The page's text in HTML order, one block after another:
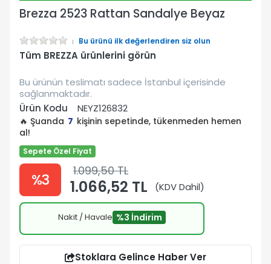
Brezza 2523 Rattan Sandalye Beyaz
Bu ürünü ilk değerlendiren siz olun
Tüm BREZZA ürünlerini görün
Bu ürünün teslimatı sadece İstanbul içerisinde
sağlanmaktadır.
Ürün Kodu
NEYZ126832
🔥 Şuanda 7 kişinin sepetinde, tükenmeden hemen
al!
Sepete Özel Fiyat
%3 1.099,50 TL
1.066,52 TL (KDV Dahil)
Nakit / Havale %3 İndirim
Stoklara Gelince Haber Ver